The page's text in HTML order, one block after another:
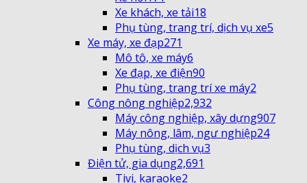
Xe khách, xe tải18
Phụ tùng, trang trí, dịch vụ xe5
Xe máy, xe đạp271
Mô tô, xe máy6
Xe đạp, xe điện90
Phụ tùng, trang trí xe máy2
Công nông nghiệp2,932
Máy công nghiệp, xây dựng907
Máy nông, lâm, ngư nghiệp24
Phụ tùng, dịch vụ3
Điện tử, gia dụng2,691
Tivi, karaoke2